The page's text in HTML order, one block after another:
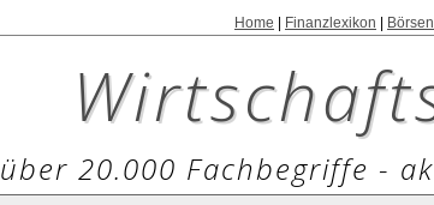
Home Finanzlexikon
über 20.000 Fachbegriffe -